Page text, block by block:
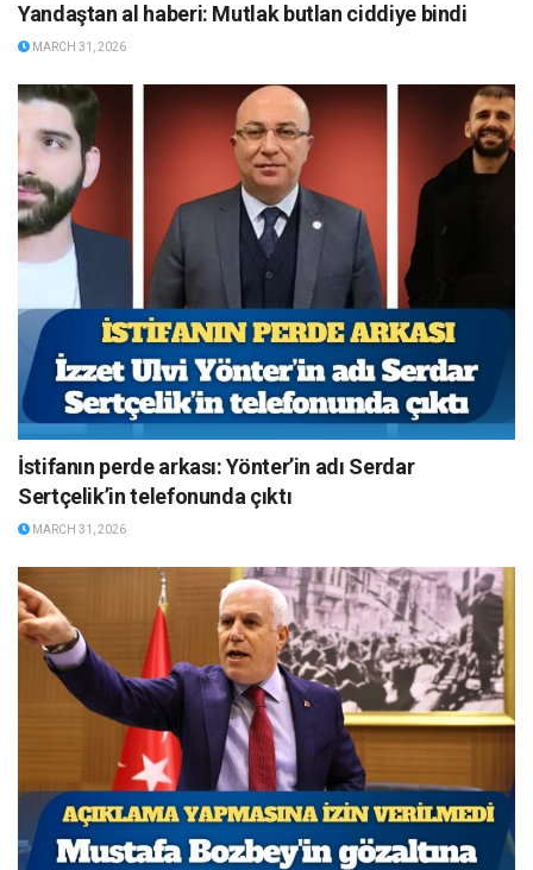
Yandaştan al haberi: Mutlak butlan ciddiye bindi
MARCH 31, 2026
İstifanın perde arkası: Yönter’in adı Serdar
Sertçelik’in telefonunda çıktı
MARCH 31, 2026